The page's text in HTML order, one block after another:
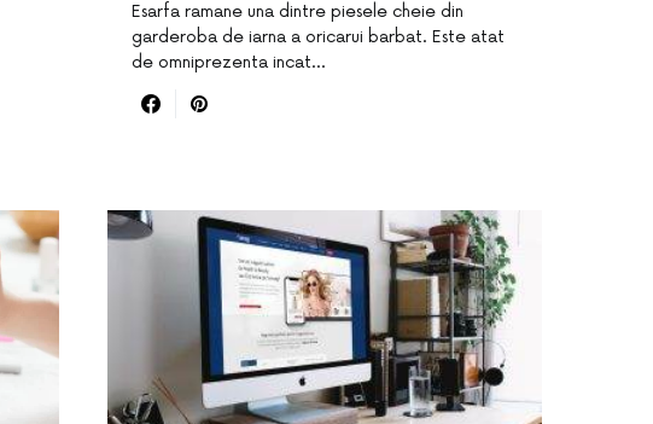
Esarfa ramane una dintre piesele cheie din
garderoba de iarna a oricarui barbat. Este atat
de omniprezenta incat…